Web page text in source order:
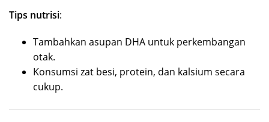
Tips nutrisi:
Tambahkan asupan DHA untuk perkembangan
otak.
Konsumsi zat besi, protein, dan kalsium secara
cukup.